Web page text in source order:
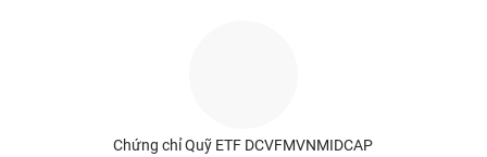
Chứng chỉ Quỹ ETF DCVFMVNMIDCAP